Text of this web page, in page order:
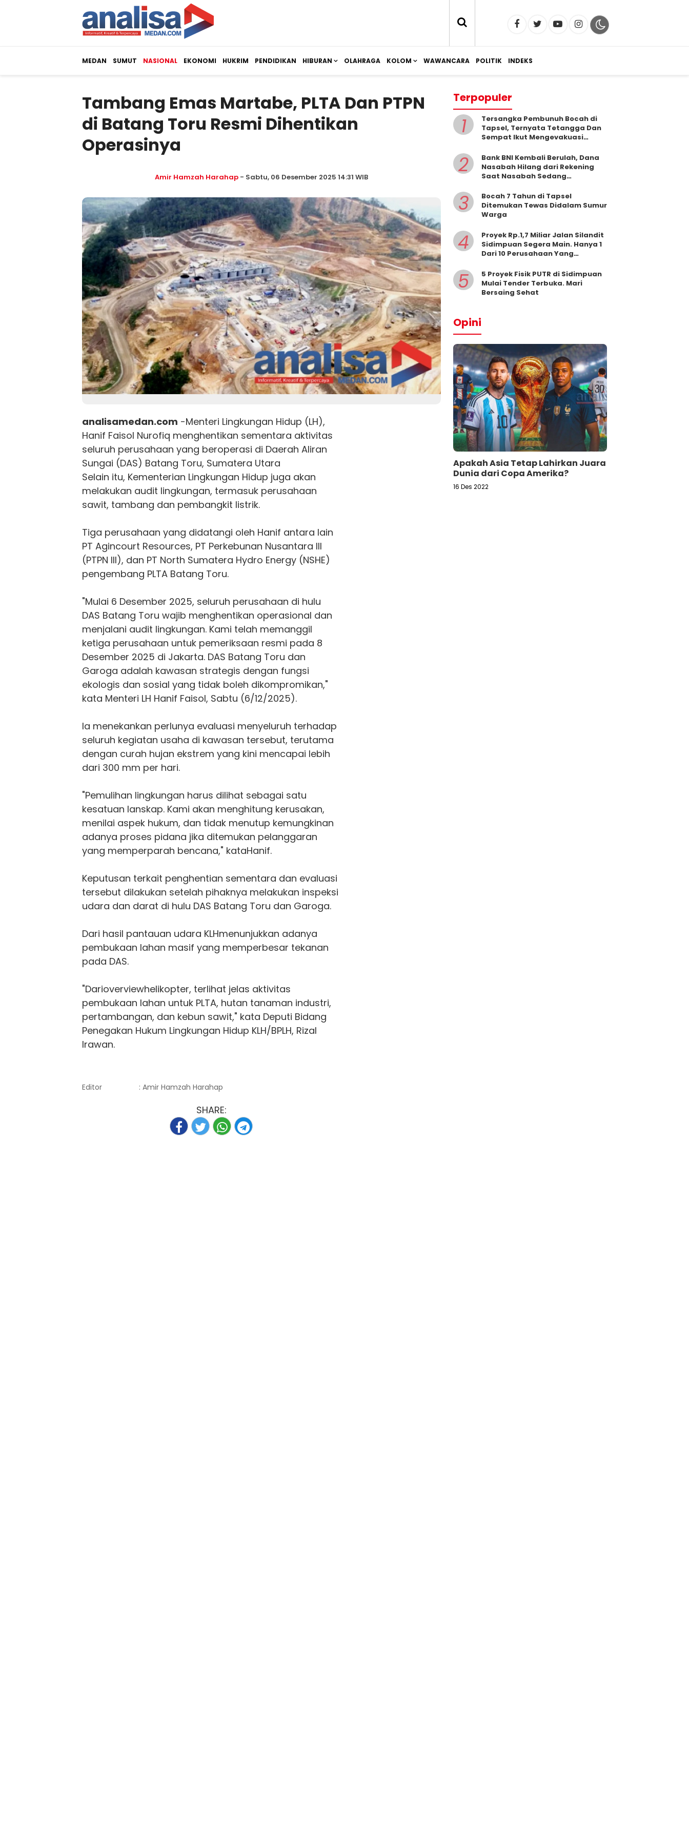
MEDAN SUMUT NASIONAL EKONOMI HUKRIM PENDIDIKAN HIBURAN OLAHRAGA KOLOM WAWANCARA POLITIK INDEKS
Tambang Emas Martabe, PLTA Dan PTPN
di Batang Toru Resmi Dihentikan
Operasinya
Amir Hamzah Harahap - Sabtu, 06 Desember 2025 14:31 WIB
analisamedan.com -Menteri Lingkungan Hidup (LH),
Hanif Faisol Nurofiq menghentikan sementara aktivitas
seluruh perusahaan yang beroperasi di Daerah Aliran
Sungai (DAS) Batang Toru, Sumatera Utara
Selain itu, Kementerian Lingkungan Hidup juga akan
melakukan audit lingkungan, termasuk perusahaan
sawit, tambang dan pembangkit listrik.
Tiga perusahaan yang didatangi oleh Hanif antara lain
PT Agincourt Resources, PT Perkebunan Nusantara III
(PTPN III), dan PT North Sumatera Hydro Energy (NSHE)
pengembang PLTA Batang Toru.
"Mulai 6 Desember 2025, seluruh perusahaan di hulu
DAS Batang Toru wajib menghentikan operasional dan
menjalani audit lingkungan. Kami telah memanggil
ketiga perusahaan untuk pemeriksaan resmi pada 8
Desember 2025 di Jakarta. DAS Batang Toru dan
Garoga adalah kawasan strategis dengan fungsi
ekologis dan sosial yang tidak boleh dikompromikan,"
kata Menteri LH Hanif Faisol, Sabtu (6/12/2025).
Ia menekankan perlunya evaluasi menyeluruh terhadap
seluruh kegiatan usaha di kawasan tersebut, terutama
dengan curah hujan ekstrem yang kini mencapai lebih
dari 300 mm per hari.
"Pemulihan lingkungan harus dilihat sebagai satu
kesatuan lanskap. Kami akan menghitung kerusakan,
menilai aspek hukum, dan tidak menutup kemungkinan
adanya proses pidana jika ditemukan pelanggaran
yang memperparah bencana," kataHanif.
Keputusan terkait penghentian sementara dan evaluasi
tersebut dilakukan setelah pihaknya melakukan inspeksi
udara dan darat di hulu DAS Batang Toru dan Garoga.
Dari hasil pantauan udara KLHmenunjukkan adanya
pembukaan lahan masif yang memperbesar tekanan
pada DAS.
"Darioverviewhelikopter, terlihat jelas aktivitas
pembukaan lahan untuk PLTA, hutan tanaman industri,
pertambangan, dan kebun sawit," kata Deputi Bidang
Penegakan Hukum Lingkungan Hidup KLH/BPLH, Rizal
Irawan.
Editor : Amir Hamzah Harahap
SHARE:
Terpopuler
1
Tersangka Pembunuh Bocah di
Tapsel, Ternyata Tetangga Dan
Sempat Ikut Mengevakuasi
2
Bank BNI Kembali Berulah, Dana
Nasabah Hilang dari Rekening
Saat Nasabah Sedang
3
Bocah 7 Tahun di Tapsel
Ditemukan Tewas Didalam Sumur
Warga
4
Proyek Rp.1,7 Miliar Jalan Silandit
Sidimpuan Segera Main. Hanya 1
Dari 10 Perusahaan Yang
5
5 Proyek Fisik PUTR di Sidimpuan
Mulai Tender Terbuka. Mari
Bersaing Sehat
Opini
Apakah Asia Tetap Lahirkan Juara
Dunia dari Copa Amerika?
16 Des 2022